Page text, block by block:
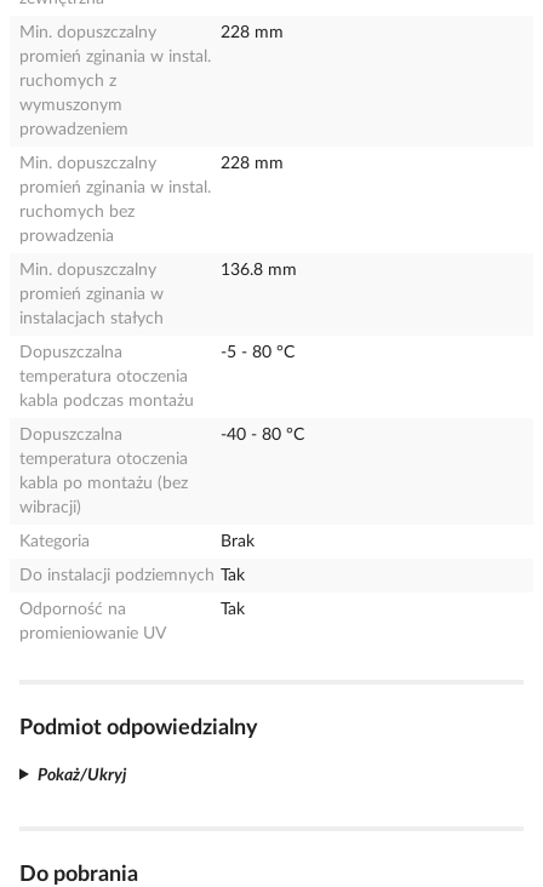
Min. dopuszczalny
promień zginania w instal.
ruchomych z
wymuszonym
prowadzeniem
228 mm
Min. dopuszczalny
promień zginania w instal.
ruchomych bez
prowadzenia
228 mm
Min. dopuszczalny
promień zginania w
instalacjach stałych
136.8 mm
Dopuszczalna
temperatura otoczenia
kabla podczas montażu
-5 - 80 °C
Dopuszczalna
temperatura otoczenia
kabla po montażu (bez
wibracji)
-40 - 80 °C
Kategoria
Brak
Do instalacji podziemnych Tak
Odporność na
promieniowanie UV
Tak
Podmiot odpowiedzialny
Pokaż/Ukryj
Do pobrania